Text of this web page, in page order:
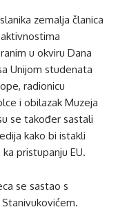
zemalja članica
u okviru Dana
Unijom studenata
radionicu
i obilazak Muzeja
se također sastali
kako bi istakli
pristupanju EU.
se sastao s